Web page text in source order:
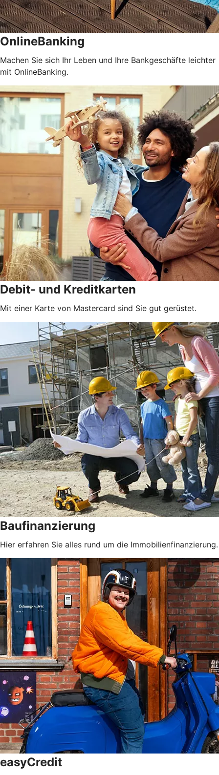
OnlineBanking
Machen Sie sich Ihr Leben und Ihre Bankgeschäfte leichter
mit OnlineBanking.
Debit- und Kreditkarten
Mit einer Karte von Mastercard sind Sie gut gerüstet.
Baufinanzierung
Hier erfahren Sie alles rund um die Immobilienfinanzierung.
easyCredit